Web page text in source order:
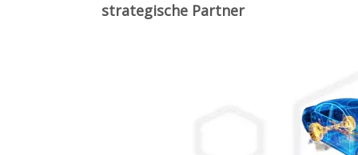
strategische Partner